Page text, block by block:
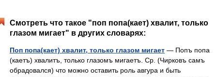
Смотреть что такое "поп попа(кает) хвалит, только
глазом мигает" в других словарях:
Поп попа(кает) хвалит, только глазом мигает — Попъ попа
(каетъ) хвалитъ, только глазомъ мигаетъ. Ср. (Чирковъ самъ
обрадовался) что можно оставить роль авгура и быть